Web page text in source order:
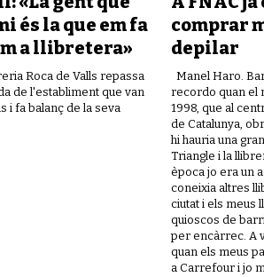
és la que em fa
a llibretera»
Roca de Valls repassa
de l'establiment que van
i fa balanç de la seva
comprar
depilar
Manel Haro.
recordo quan el
1998, que al
de Catalunya,
hi hauria una
Triangle i la
època jo era un
coneixia altres
ciutat i els meus
quioscos de
per encàrrec. A
quan els meus
a Carrefour i jo